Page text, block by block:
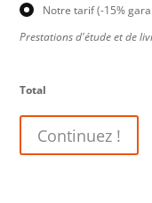
Notre tarif (-15%
Prestations d'étude et de
Total
Continuez !